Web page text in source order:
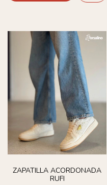
ZAPATILLA ACORDONADA
RUFI